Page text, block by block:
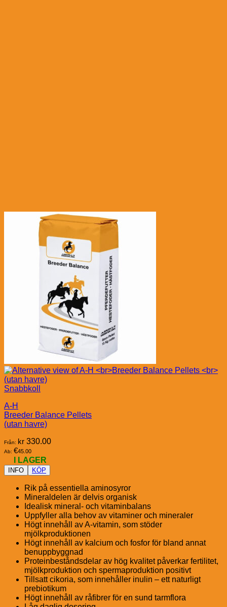
Snabbkoll
A-H
Breeder Balance Pellets
(utan havre)
Från: kr 330.00
Ab: €45.00
I LAGER
INFO KÖP
Rik på essentiella aminosyror
Mineraldelen är delvis organisk
Idealisk mineral- och vitaminbalans
Uppfyller alla behov av vitaminer och mineraler
Högt innehåll av A-vitamin, som stöder
mjölkproduktionen
Högt innehåll av kalcium och fosfor för bland annat
benuppbyggnad
Proteinbeståndsdelar av hög kvalitet påverkar fertilitet,
mjölkproduktion och spermaproduktion positivt
Tillsatt cikoria, som innehåller inulin – ett naturligt
prebiotikum
Högt innehåll av råfibrer för en sund tarmflora